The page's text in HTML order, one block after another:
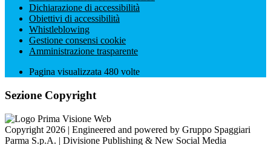
Dichiarazione di accessibilità
Obiettivi di accessibilità
Whistleblowing
Gestione consensi cookie
Amministrazione trasparente
Pagina visualizzata 480 volte
Sezione Copyright
Copyright 2026 | Engineered and powered by Gruppo Spaggiari
Parma S.p.A. | Divisione Publishing & New Social Media